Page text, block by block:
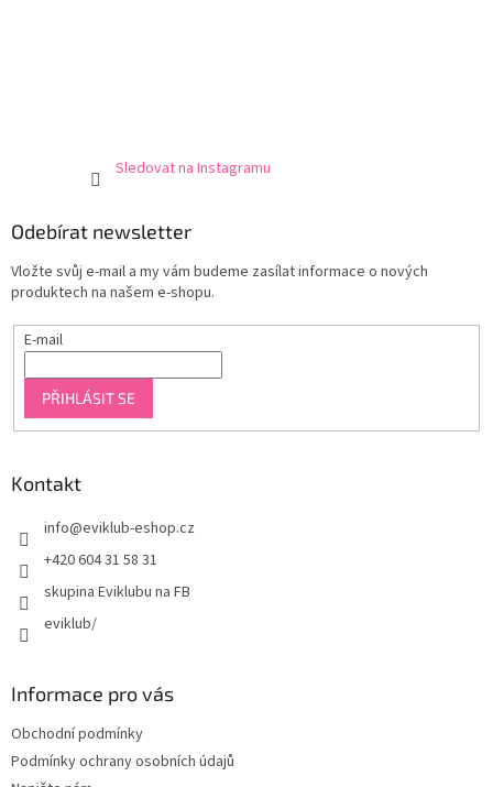
Sledovat na Instagramu
Odebírat newsletter
Vložte svůj e-mail a my vám budeme zasílat informace o nových
produktech na našem e-shopu.
E-mail
PŘIHLÁSIT SE
Kontakt
info@eviklub-eshop.cz
+420 604 31 58 31
skupina Eviklubu na FB
eviklub/
Informace pro vás
Obchodní podmínky
Podmínky ochrany osobních údajů